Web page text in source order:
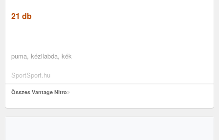
21 db
puma, kézilabda, kék
SportSport.hu
Összes Vantage Nitro